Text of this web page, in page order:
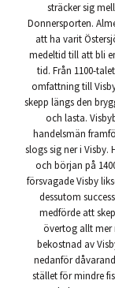
sträcker sig
Donnersporten.
att ha varit
medeltid till att bli
tid. Från 1100-
omfattning till
skepp längs den
och lasta.
handelsmän
slogs sig ner i Visby.
och början på
försvagade Visby
dessutom
medförde att
övertog allt mer
bekostnad av
nedanför
stället för mindre